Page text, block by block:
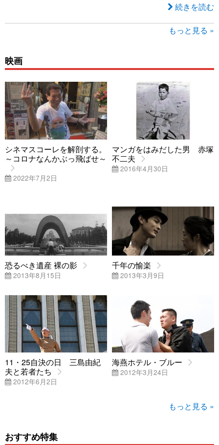
続きを読む
もっと見る »
映画
シネマスコーレを解剖する。
～コロナなんかぶっ飛ばせ～
2022年7月2日
マンガをはみだした男 赤塚
不二夫
2016年4月30日
恐るべき遺産 裸の影
2013年8月15日
千年の愉楽
2013年3月9日
11・25自決の日 三島由紀
夫と若者たち
2012年6月2日
海燕ホテル・ブルー
2012年3月24日
もっと見る »
おすすめ特集